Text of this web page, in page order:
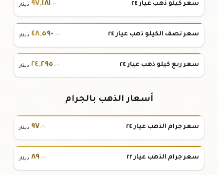
سعر كيلو ذهب عيار ٢٤ ٩٧,١٨١.٠٠ دينار
سعر نصف الكيلو ذهب عيار ٢٤ ٤٨,٥٩٠ .٠٠ دينار
سعر ربع كيلو ذهب عيار ٢٤ ٢٤,٢٩٥ .٠٠ دينار
أسعار الذهب بالجرام
سعر جرام الذهب عيار ٢٤ ٩٧.٢٠ دينار
سعر جرام الذهب عيار ٢٢ ٨٩.١٠ دينار